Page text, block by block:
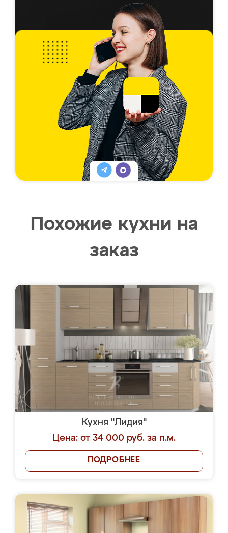
Похожие кухни на
заказ
Кухня "Лидия"
Цена: от 34 000 руб. за п.м.
ПОДРОБНЕЕ